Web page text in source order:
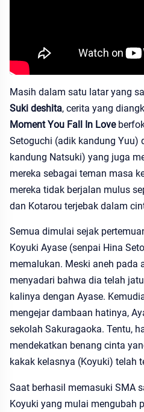
Masih dalam satu latar yang
Suki deshita, cerita yang
Moment You Fall In Love
Setoguchi (adik kandung Yuu)
kandung Natsuki) yang juga
mereka sebagai teman masa
mereka tidak berjalan mulus
dan Kotarou terjebak dalam
Semua dimulai sejak
Koyuki Ayase (senpai Hina
memalukan. Meski aneh pada
menyadari bahwa dia telah
kalinya dengan Ayase.
mengejar dambaan hatinya,
sekolah Sakuragaoka. Tentu,
mendekatkan benang cinta
kakak kelasnya (Koyuki) telah
Saat berhasil memasuki SMA
Koyuki yang mulai mengubah